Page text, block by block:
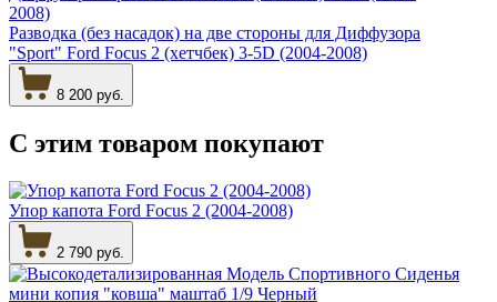
Разводка (без насадок) на две стороны для Диффузора
"Sport" Ford Focus 2 (хетчбек) 3-5D (2004-2008)
8 200 руб.
С этим товаром покупают
Упор капота Ford Focus 2 (2004-2008)
2 790 руб.